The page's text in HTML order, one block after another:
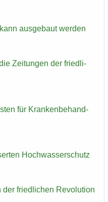
aus­ge­baut wer­den
Zei­tun­gen der fried­li­
für Kran­ken­be­hand­
Hoch­was­ser­schutz
der fried­li­chen Re­vo­lu­ti­on